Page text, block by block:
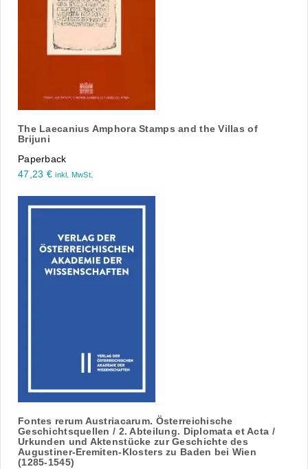
The Laecanius Amphora Stamps and the Villas of
Brijuni
Paperback
47,23 € inkl. MwSt.
Fontes rerum Austriacarum. Österreichische
Geschichtsquellen / 2. Abteilung. Diplomata et Acta /
Urkunden und Aktenstücke zur Geschichte des
Augustiner-Eremiten-Klosters zu Baden bei Wien
(1285-1545)